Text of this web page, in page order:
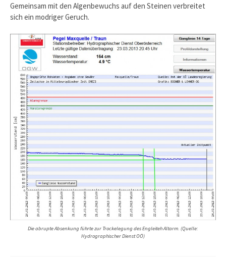
Gemeinsam mit den Algenbewuchs auf den Steinen verbreitet
sich ein modriger Geruch.
Die abrupte Absenkung führte zur Trockelegung des Engleiteh Altarm. (Quelle:
Hydrographischer Dienst OÖ)